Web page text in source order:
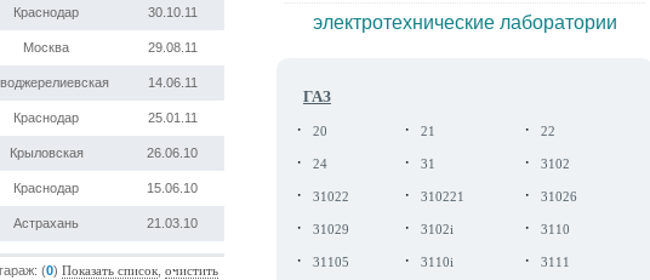
Краснодар 30.10.11
Москва 29.08.11
14.06.11
Краснодар 25.01.11
Крыловская 26.06.10
Краснодар 15.06.10
Астрахань 21.03.10
(0)Показать список ,очистить
электротехнические лаборатории
ГАЗ
· 20 · 21 · 22
· 24 · 31 · 3102
· 31022 · 310221 · 31026
· 31029 · 3102i · 3110
· 31105 · 3110i · 3111